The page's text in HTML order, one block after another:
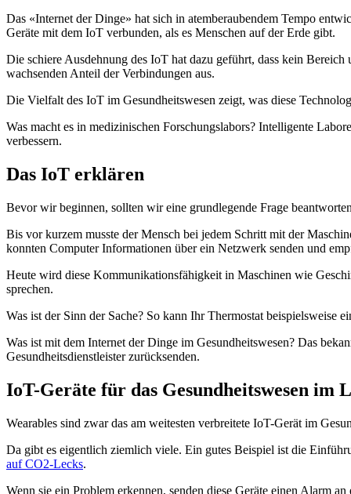
Das «Internet der Dinge» hat sich in atemberaubendem Tempo
Geräte mit dem IoT verbunden, als es Menschen auf der Erde gibt.
Die schiere Ausdehnung des IoT hat dazu geführt, dass kein
wachsenden Anteil der Verbindungen aus.
Die Vielfalt des IoT im Gesundheitswesen zeigt, was diese
Was macht es in medizinischen Forschungslabors? Intelligente
verbessern.
Das IoT erklären
Bevor wir beginnen, sollten wir eine grundlegende Frage
Bis vor kurzem musste der Mensch bei jedem Schritt mit der
konnten Computer Informationen über ein Netzwerk senden und
Heute wird diese Kommunikationsfähigkeit in Maschinen wie
sprechen.
Was ist der Sinn der Sache? So kann Ihr Thermostat beispielsweise
Was ist mit dem Internet der Dinge im Gesundheitswesen? Das
Gesundheitsdienstleister zurücksenden.
IoT-Geräte für das Gesundheitswesen im
Wearables sind zwar das am weitesten verbreitete IoT-Gerät im
Da gibt es eigentlich ziemlich viele. Ein gutes Beispiel ist die
auf CO2-Lecks.
Wenn sie ein Problem erkennen, senden diese Geräte einen Alarm